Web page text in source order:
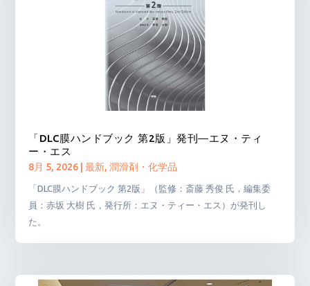
「DLC膜ハンドブック 第2版」発刊―エヌ・ティ
ー・エス
8月 5, 2026 |最新,潤滑剤・化学品
「DLC膜ハンドブック 第2版」（監修：斎藤 秀俊 氏，編集委
員：赤坂 大樹 氏，発行所：エヌ・ティー・エス）が発刊し
た。